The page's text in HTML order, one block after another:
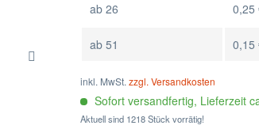
ab26 0,25
ab51 0,15
inkl. MwSt.zzgl. Versandkosten
Sofort versandfertig, Lieferzeit
Aktuell sind 1218 Stück vorrätig!